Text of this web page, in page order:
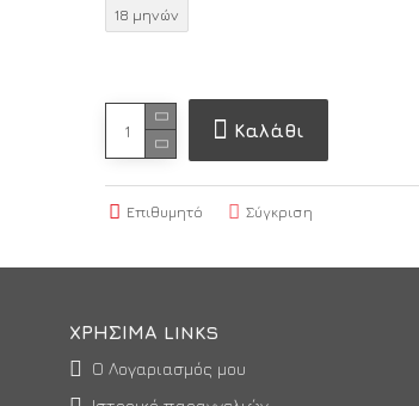
18 μηνών
Καλάθι
Επιθυμητό Σύγκριση
ΧΡΉΣΙΜΑ LINKS
Ο Λογαριασμός μου